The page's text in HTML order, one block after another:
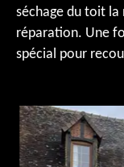
séchage du toit
réparation. Une
spécial pour